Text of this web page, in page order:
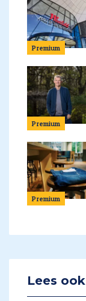
Premium
Premium
Premium
Lees ook